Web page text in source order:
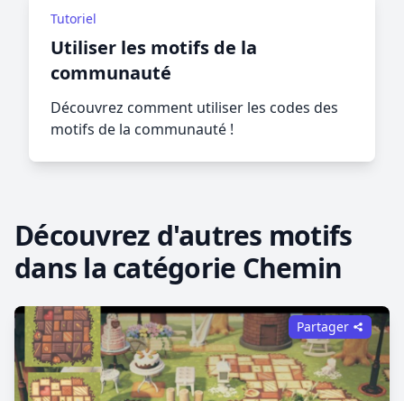
Tutoriel
Utiliser les motifs de la
communauté
Découvrez comment utiliser les codes des
motifs de la communauté !
Découvrez d'autres motifs
dans la catégorie Chemin
Partager